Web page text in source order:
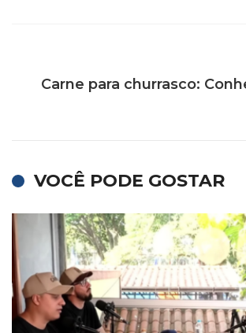
Carne para churrasco:
VOCÊ PODE GOSTAR